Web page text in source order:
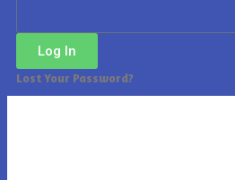
Log In
Lost Your Password?